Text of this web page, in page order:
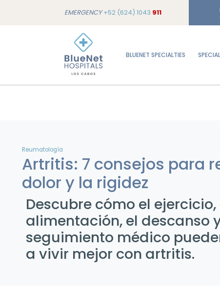
EMERGENCY+52 (624) 1043 911
BLUENET SPECIALTIES
Reumatología
Artritis: 7 consejos para
dolor y la rigidez
Descubre cómo el ejercicio,
alimentación, el descanso
seguimiento médico
a vivir mejor con artritis.